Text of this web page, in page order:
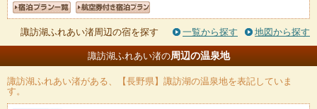
諏訪湖ふれあい渚周辺の宿を探す 一覧から探す 地図から探す
諏訪湖ふれあい渚の周辺の温泉地
諏訪湖ふれあい渚がある、【長野県】諏訪湖の温泉地を表記していま
す。